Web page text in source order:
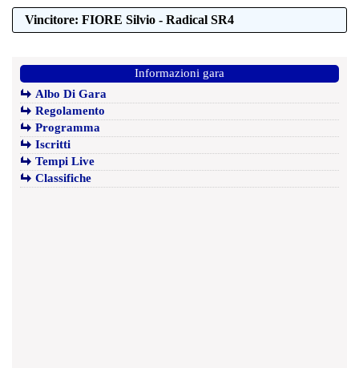
Vincitore: FIORE Silvio - Radical SR4
Informazioni gara
Albo Di Gara
Regolamento
Programma
Iscritti
Tempi Live
Classifiche